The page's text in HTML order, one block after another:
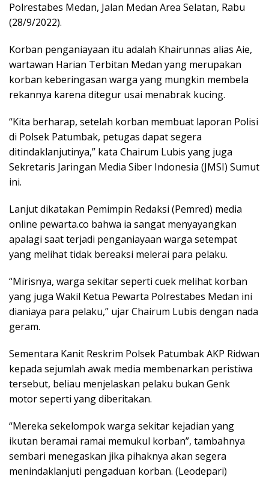
Polrestabes Medan, Jalan Medan Area Selatan, Rabu
(28/9/2022).
Korban penganiayaan itu adalah Khairunnas alias Aie,
wartawan Harian Terbitan Medan yang merupakan
korban keberingasan warga yang mungkin membela
rekannya karena ditegur usai menabrak kucing.
“Kita berharap, setelah korban membuat laporan Polisi
di Polsek Patumbak, petugas dapat segera
ditindaklanjutinya,” kata Chairum Lubis yang juga
Sekretaris Jaringan Media Siber Indonesia (JMSI) Sumut
ini.
Lanjut dikatakan Pemimpin Redaksi (Pemred) media
online pewarta.co bahwa ia sangat menyayangkan
apalagi saat terjadi penganiayaan warga setempat
yang melihat tidak bereaksi melerai para pelaku.
“Mirisnya, warga sekitar seperti cuek melihat korban
yang juga Wakil Ketua Pewarta Polrestabes Medan ini
dianiaya para pelaku,” ujar Chairum Lubis dengan nada
geram.
Sementara Kanit Reskrim Polsek Patumbak AKP Ridwan
kepada sejumlah awak media membenarkan peristiwa
tersebut, beliau menjelaskan pelaku bukan Genk
motor seperti yang diberitakan.
“Mereka sekelompok warga sekitar kejadian yang
ikutan beramai ramai memukul korban”, tambahnya
sembari menegaskan jika pihaknya akan segera
menindaklanjuti pengaduan korban. (Leodepari)